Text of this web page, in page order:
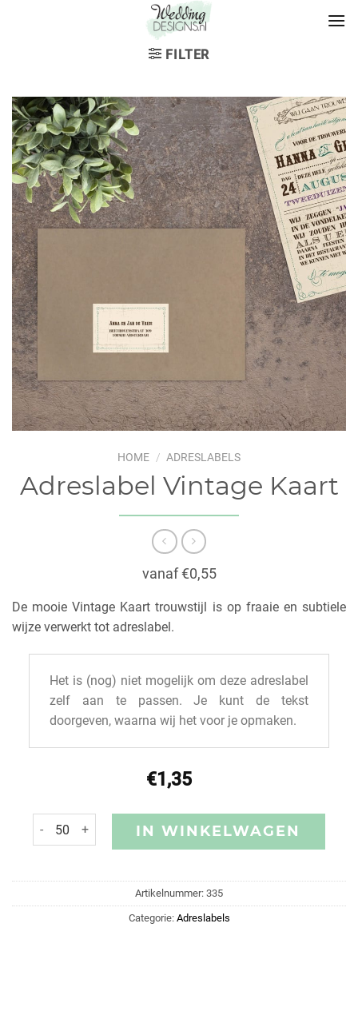
FILTER
HOME / ADRESLABELS
Adreslabel Vintage Kaart
vanaf €0,55
De mooie Vintage Kaart trouwstijl is op fraaie en subtiele
wijze verwerkt tot adreslabel.
Het is (nog) niet mogelijk om deze adreslabel
zelf aan te passen. Je kunt de tekst
doorgeven, waarna wij het voor je opmaken.
€1,35
IN WINKELWAGEN
Artikelnummer: 335
Categorie: Adreslabels